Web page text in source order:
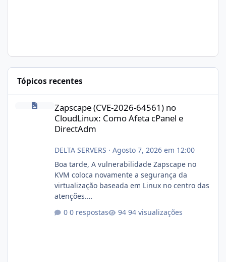
Tópicos recentes
Zapscape (CVE-2026-64561) no CloudLinux: Como Afeta cPanel
Zapscape (CVE-2026-64561) no
CloudLinux: Como Afeta cPanel e
DirectAdm
DELTA SERVERS · Agosto 7, 2026 em 12:00
Boa tarde, A vulnerabilidade Zapscape no
KVM coloca novamente a segurança da
virtualização baseada em Linux no centro das
atenções.
xjx23zz5f Criamos uma breve explicação:
0 respostas 94 visualizações